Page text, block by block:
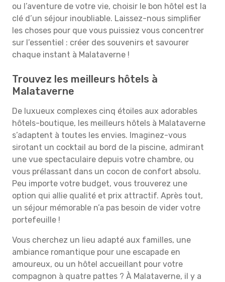
ou l’aventure de votre vie, choisir le bon hôtel est la
clé d’un séjour inoubliable. Laissez-nous simplifier
les choses pour que vous puissiez vous concentrer
sur l’essentiel : créer des souvenirs et savourer
chaque instant à Malataverne !
Trouvez les meilleurs hôtels à
Malataverne
De luxueux complexes cinq étoiles aux adorables
hôtels-boutique, les meilleurs hôtels à Malataverne
s’adaptent à toutes les envies. Imaginez-vous
sirotant un cocktail au bord de la piscine, admirant
une vue spectaculaire depuis votre chambre, ou
vous prélassant dans un cocon de confort absolu.
Peu importe votre budget, vous trouverez une
option qui allie qualité et prix attractif. Après tout,
un séjour mémorable n’a pas besoin de vider votre
portefeuille !
Vous cherchez un lieu adapté aux familles, une
ambiance romantique pour une escapade en
amoureux, ou un hôtel accueillant pour votre
compagnon à quatre pattes ? À Malataverne, il y a